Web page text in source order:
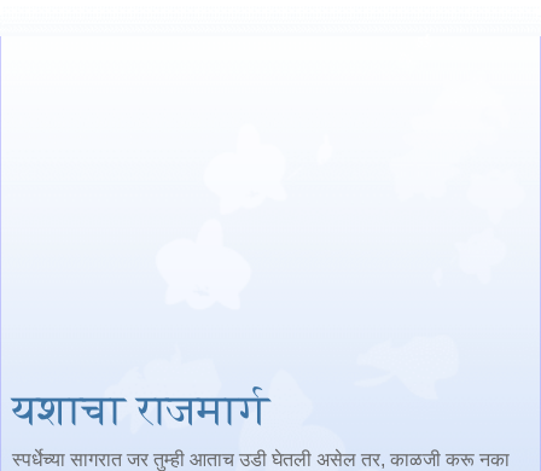
यशाचा राजमार्ग
स्पर्धेच्या सागरात जर तुम्ही आताच उडी घेतली असेल तर, काळजी करू नका